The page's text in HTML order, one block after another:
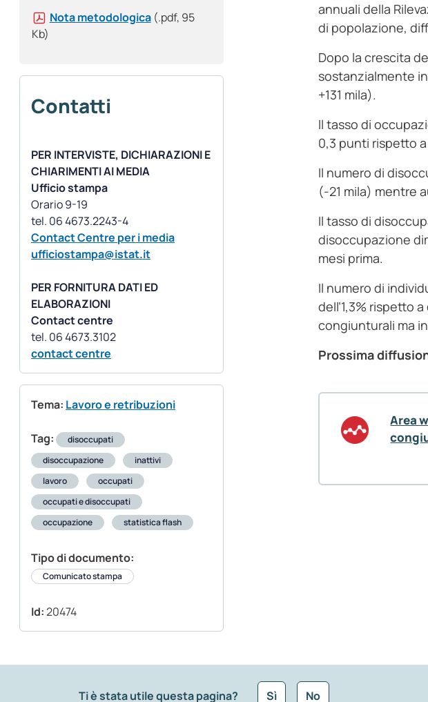
Nota metodologica (.pdf, 95
Kb)
Contatti
PER INTERVISTE, DICHIARAZIONI E
CHIARIMENTI AI MEDIA
Ufficio stampa
Orario 9-19
Contact Centre per i media
ufficiostampa@istat.it
PER FORNITURA DATI ED
ELABORAZIONI
Contact centre
contact centre
Tema: Lavoro e retribuzioni
Tag:
disoccupati
disoccupazione
inattivi
lavoro
occupati
occupati e disoccupati
occupazione
statistica flash
Tipo di documento:
Comunicato stampa
Id:20474
annuali della
di popolazione,
Dopo la crescita
sostanzialmente
+131 mila).
Il tasso di
0,3 punti rispetto
Il numero di
(-21 mila) mentre
Il tasso di
disoccupazione
mesi prima.
Il numero di
dell’1,3% rispetto
congiunturali ma
Prossima
Area
Ti è stata utile questa pagina? Sì No